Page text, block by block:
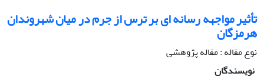
تأثیر مواجهه رسانه ‏ای بر ترس از جرم در میان شهروندان
هرمزگان
نوع مقاله : مقاله پژوهشی
نویسندگان